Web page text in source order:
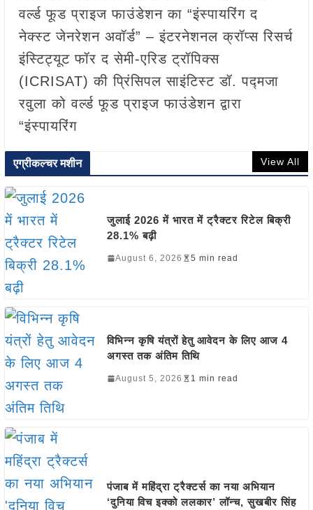
वर्ल्ड फूड प्राइज फाउंडेशन का “इंस्पायरिंग द
नेक्स्ट जेनरेशन अवॉर्ड” – इंटरनेशनल क्रॉप्स रिसर्च
इंस्टिट्यूट फॉर द सेमी-एरिड ट्रॉपिक्स
(ICRISAT) की प्रिंसिपल साइंटिस्ट डॉ. पद्मजा
रवुला को वर्ल्ड फूड प्राइज फाउंडेशन द्वारा
“इंस्पायरिंग
एग्रीकल्चर मशीन View All
जुलाई 2026 में भारत में ट्रैक्टर रिटेल बिक्री
28.1% बढ़ी
August 6, 2026 5 min read
विभिन्न कृषि यंत्रों हेतु आवेदन के लिए आज 4
अगस्त तक अंतिम तिथि
August 5, 2026 1 min read
पंजाब में महिंद्रा ट्रैक्टर्स का नया अभियान
‘दुनिया विच इक्को ललकार’ लॉन्च, सुखबीर सिंह